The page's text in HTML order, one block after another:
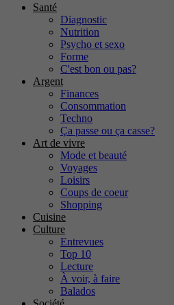
Santé
Diagnostic
Nutrition
Psycho et sexo
Forme
C'est bon ou pas?
Argent
Finances
Consommation
Techno
Ça passe ou ça casse?
Art de vivre
Mode et beauté
Voyages
Loisirs
Coups de coeur
Shopping
Cuisine
Culture
Entrevues
Top 10
Lecture
À voir, à faire
Balados